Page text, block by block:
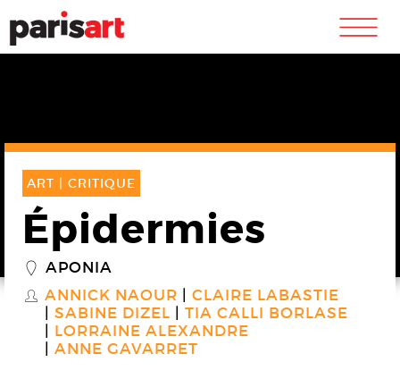
m
ART | CRITIQUE
Épidermies
_ APONIA
S ANNICK NAOUR
CLAIRE LABASTIE
SABINE DIZEL
TIA CALLI BORLASE
LORRAINE ALEXANDRE
ANNE GAVARRET